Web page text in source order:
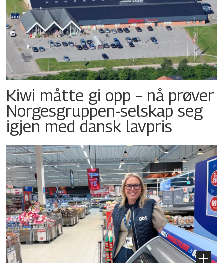
Kiwi måtte gi opp – nå prøver
Norgesgruppen-selskap seg
igjen med dansk lavpris